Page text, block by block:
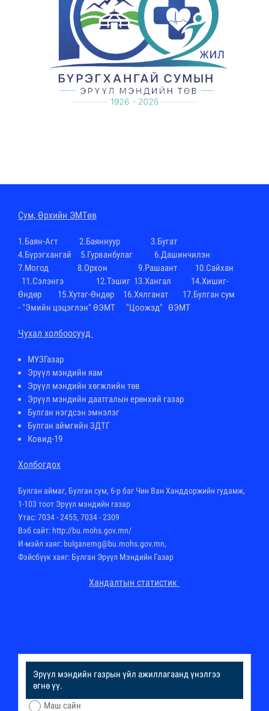
Cум, Өрхийн ЭМТөв
1.Баян-Агт 2.Баяннуур 3.Бугат
4.Бүрэгхангай 5.Гурванбулаг 6.Дашинчилэн
7.Могод 8.Орхон 9.Рашаант 10.Сайхан
11.Сэлэнгэ 12.Тэшиг 13.Хангал 14.Хишиг-
Өндөр 15.Хутаг-Өндөр 16.Хялганат 17.Булган сум
- "Эмийн цэцэглэн" ӨЭМТ "Цоожэд" ӨЭМТ
Чухал холбоосууд
МУЗГазар
Эрүүл мэндийн яам
Эрүүл мэндийн хөгжлийн төв
Эрүүл мэндийн даатгалын ерөнхий газар
Булган нэгдсэн эмнэлэг
Булган аймгийн ЗДТГ
Ковид-19
Холбогдох
Булган аймаг, Булган сум, 6-р баг Чин Ван Ханддоржийн гудамж,
1-103 тоот Эрүүл мэндийн газар
Утас: 7034 - 2455, 7034 - 2309
Вэб сайт: http://bu.mohs.gov.mn/
И-мэйл хаяг: bulganemg@bu.mohs.gov.mn,
Фэйсбүүк хаяг: Булган Эрүүл Мэндийн Газар
Хандалтын статистик
Эрүүл мэндийн газрын үйл ажиллагаанд үнэлгээ
өгнө үү.
Маш сайн